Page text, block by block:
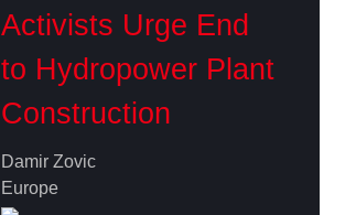
Activists Urge End
to Hydropower Plant
Construction
Damir Zovic
Europe